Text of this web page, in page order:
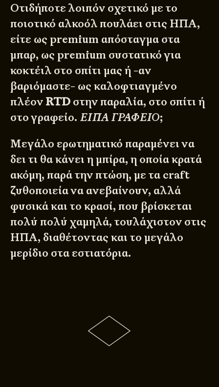
Οτιδήποτε λοιπόν σχετικό με το
ποιοτικό αλκοόλ πουλάει στις ΗΠΑ,
είτε ως premium απόσταγμα στα
μπαρ, ως premium συστατικό για
κοκτέιλ στο σπίτι μας ή -αν
βαριόμαστε- ως καλοφτιαγμένο
πλέον RTD στην παραλία, στο σπίτι ή
στο γραφείο. ΕΙΠΑ ΓΡΑΦΕΙΟ;
Μεγάλο ερωτηματικό παραμένει να
δει τι θα κάνει η μπίρα, η οποία κρατά
ακόμη, παρά την πτώση, με τα craft
ζυθοποιεία να ανεβαίνουν, αλλά
φυσικά και το κρασί, που βρίσκεται
πολύ πολύ χαμηλά, τουλάχιστον στις
ΗΠΑ, διαθέτοντας και το μεγάλο
μερίδιο στα εστιατόρια.